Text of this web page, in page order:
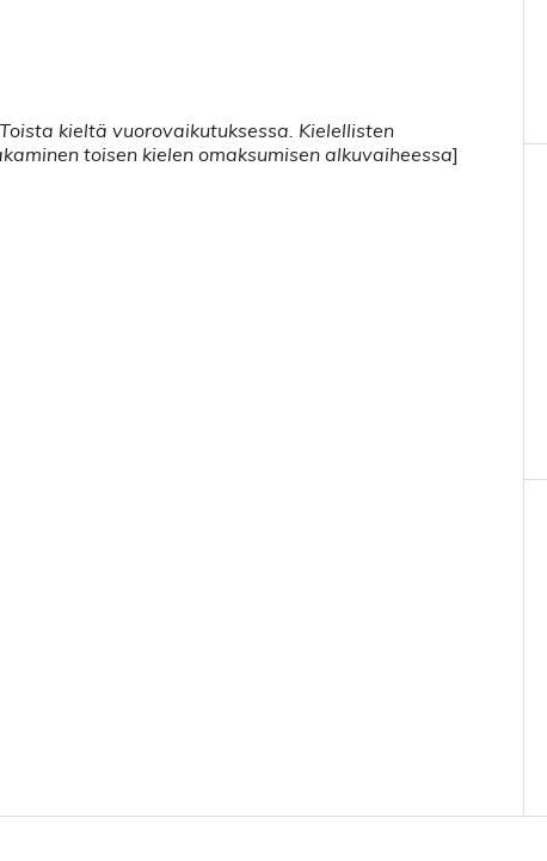
Toista kieltä vuorovaikutuksessa. Kielellisten
toisen kielen omaksumisen alkuvaiheessa]